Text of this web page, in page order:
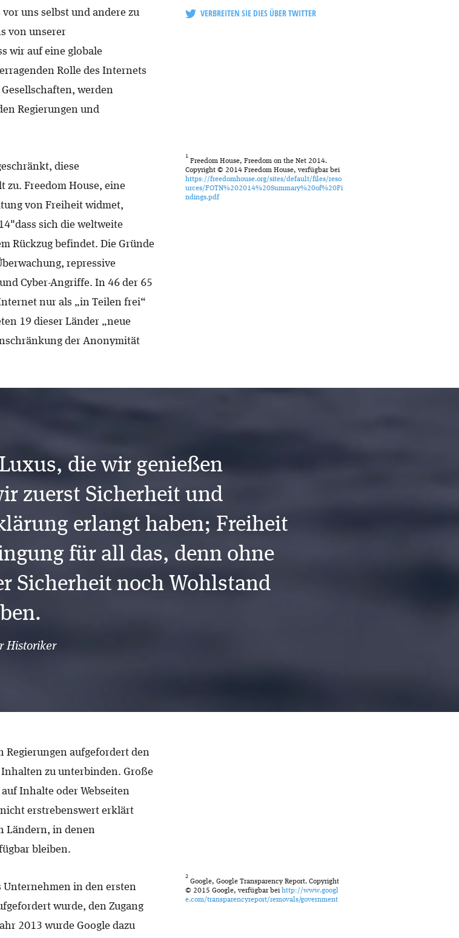
VERBREITEN SIE DIES ÜBER TWITTER
uns selbst und andere zu
von unserer
wir auf eine globale
Rolle des Internets
werden
Regierungen und
diese
zu. Freedom House, eine
von Freiheit widmet,
sich die weltweite
Rückzug befindet. Die Gründe
repressive
Cyber-Angriffe. In 46 der 65
nur als „in Teilen frei“
19 dieser Länder „neue
der Anonymität
1
Freedom House, Freedom on the Net 2014.
Copyright © 2014 Freedom House, verfügbar bei
https://freedomhouse.org/sites/default/files/reso
urces/FOTN%202014%20Summary%20of%20Fi
ndings.pdf
die wir genießen
zuerst Sicherheit und
erlangt haben; Freiheit
für all das, denn ohne
Sicherheit noch Wohlstand
Historiker
Regierungen aufgefordert den
zu unterbinden. Große
Inhalte oder Webseiten
erstrebenswert erklärt
Ländern, in denen
bleiben.
2
Google, Google Transparency Report. Copyright
© 2015 Google, verfügbar beihttp://www.googl
e.com/transparencyreport/removals/government
Unternehmen in den ersten
wurde, den Zugang
2013 wurde Google dazu